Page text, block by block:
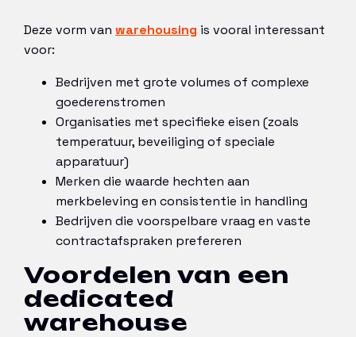
Deze vorm van warehousing is vooral interessant
voor:
Bedrijven met grote volumes of complexe
goederenstromen
Organisaties met specifieke eisen (zoals
temperatuur, beveiliging of speciale
apparatuur)
Merken die waarde hechten aan
merkbeleving en consistentie in handling
Bedrijven die voorspelbare vraag en vaste
contractafspraken prefereren
Voordelen van een
dedicated
warehouse